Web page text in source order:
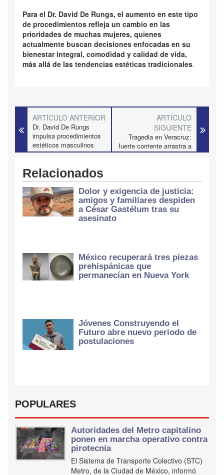
Para el Dr. David De Rungs, el aumento en este tipo
de procedimientos refleja un cambio en las
prioridades de muchas mujeres, quienes
actualmente buscan decisiones enfocadas en su
bienestar integral, comodidad y calidad de vida,
más allá de las tendencias estéticas tradicionales.
ARTÍCULO ANTERIOR
Dr. David De Rungs
impulsa procedimientos
estéticos masculinos
con resultados naturales
ARTÍCULO
SIGUIENTE
Tragedia en Veracruz:
fuerte corriente arrastra a
dos hombres en
Relacionados
Dolor y exigencia de justicia:
amigos y familiares despiden
a César Gastélum tras su
asesinato
México recuperará tres piezas
prehispánicas que
permanecían en Nueva York
Jóvenes Construyendo el
Futuro abre nuevo periodo de
postulaciones
POPULARES
Autoridades del Metro capitalino
ponen en marcha operativo contra
pirotecnia
El Sistema de Transporte Colectivo (STC)
Metro, de la Ciudad de México, informó